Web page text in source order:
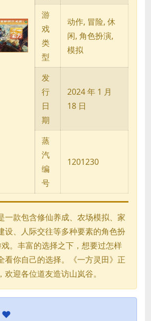
游
戏
类
型
动作, 冒险, 休
闲, 角色扮演,
模拟
发
行
日
期
2024 年 1 月
18 日
蒸
汽
编
号
1201230
一款包含修仙养成、农场模拟、家
设、人际交往等多种要素的角色扮
。丰富的选择之下，想要过怎样
看你自己的选择。《一方灵田》正
迎各位道友造访山岚谷。
♥